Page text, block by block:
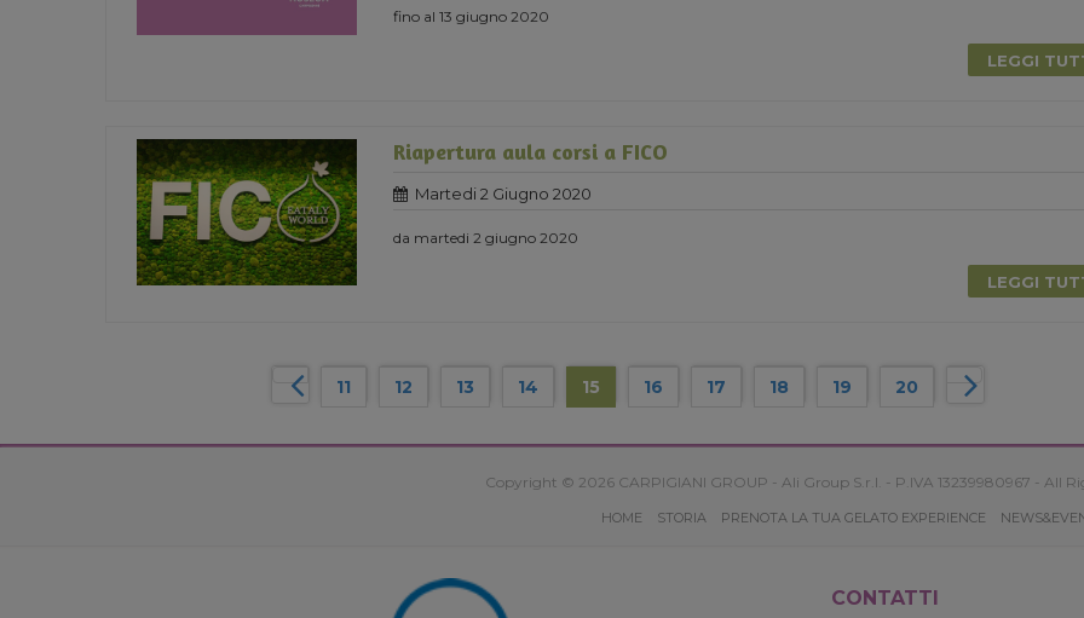
fino al 13 giugno 2020
LEGGI
Riapertura aula corsi a FICO
Martedi 2 Giugno 2020
da martedi 2 giugno 2020
LEGGI
11 12 13 14 15 16 17 18 19 20
Copyright © 2026 CARPIGIANI GROUP - Ali Group S.r.l. - P.IVA 13239980967 - All
HOME STORIA PRENOTA LA TUA GELATO EXPERIENCE
CONTATTI